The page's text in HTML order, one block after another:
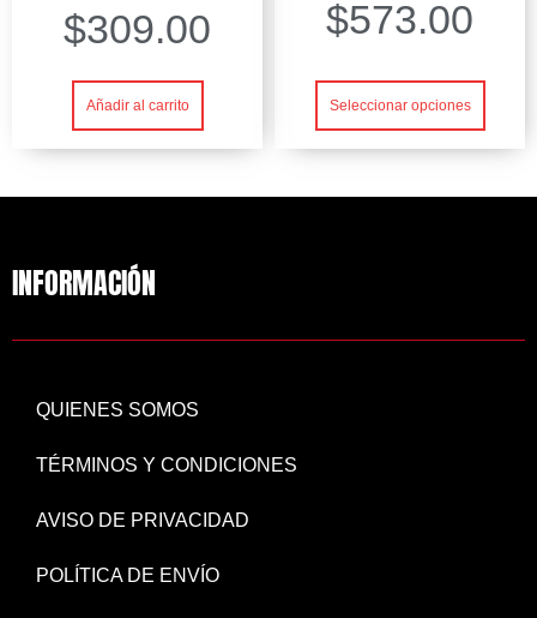
$309.00
Añadir al carrito
$573.00
Seleccionar opciones
INFORMACIÓN
QUIENES SOMOS
TÉRMINOS Y CONDICIONES
AVISO DE PRIVACIDAD
POLÍTICA DE ENVÍO